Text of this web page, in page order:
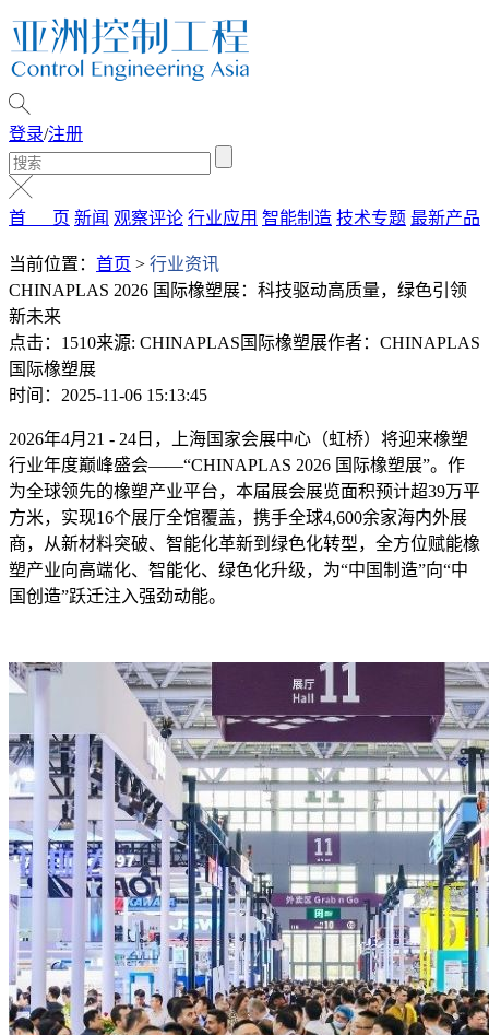
登录/注册
首 页 新闻 观察评论 行业应用 智能制造 技术专题 最新产品
当前位置： 首页 > 行业资讯
CHINAPLAS 2026 国际橡塑展：科技驱动高质量，绿色引领
新未来
点击：1510来源: CHINAPLAS国际橡塑展作者：CHINAPLAS
国际橡塑展
时间：2025-11-06 15:13:45
2026年4月21 - 24日，上海国家会展中心（虹桥）将迎来橡塑
行业年度巅峰盛会——“CHINAPLAS 2026 国际橡塑展”。作
为全球领先的橡塑产业平台，本届展会展览面积预计超39万平
方米，实现16个展厅全馆覆盖，携手全球4,600余家海内外展
商，从新材料突破、智能化革新到绿色化转型，全方位赋能橡
塑产业向高端化、智能化、绿色化升级，为“中国制造”向“中
国创造”跃迁注入强劲动能。